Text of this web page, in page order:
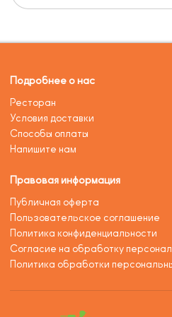
Подробнее о нас
Ресторан
Условия доставки
Способы оплаты
Напишите нам
Правовая информация
Публичная оферта
Пользовательское соглашение
Политика конфиденциальности
Согласие на обработку
Политика обработки